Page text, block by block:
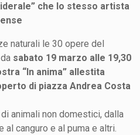
che lo stesso artista
naturali le 30 opere del
sabato 19 marzo alle 19,30
“In anima” allestita
di piazza Andrea Costa
animali non domestici, dalla
al canguro e al puma e altri.